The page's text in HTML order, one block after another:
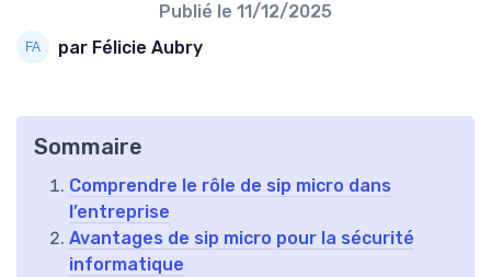
Publié le 11/12/2025
par Félicie Aubry
Sommaire
Comprendre le rôle de sip micro dans
l’entreprise
Avantages de sip micro pour la sécurité
informatique